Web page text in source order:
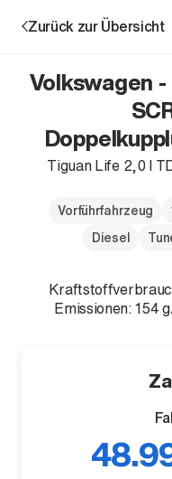
Aktion
Unternehmen
Zurück zur Übersicht
Volkswagen
Tiguan Life 2,0 l
Vorführfahrzeug
Diesel
Emissionen: 154